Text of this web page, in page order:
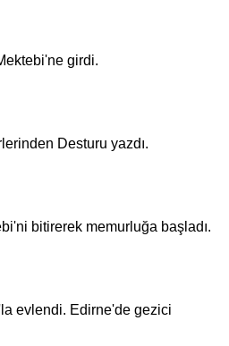
girdi.
Desturu yazdı.
bitirerek memurluğa başladı.
evlendi. Edirne'de gezici